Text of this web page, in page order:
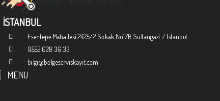
İSTANBUL
Esentepe Mahallesi 2425/2 Sokak No17B Sultangazi / İstanbul
0555 028 36 33
bilgi@bolgeserviskayit.com
MENU